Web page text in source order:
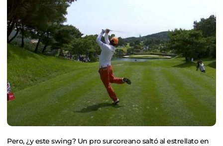
Pero, ¿y este swing? Un pro surcoreano saltó al estrellato en